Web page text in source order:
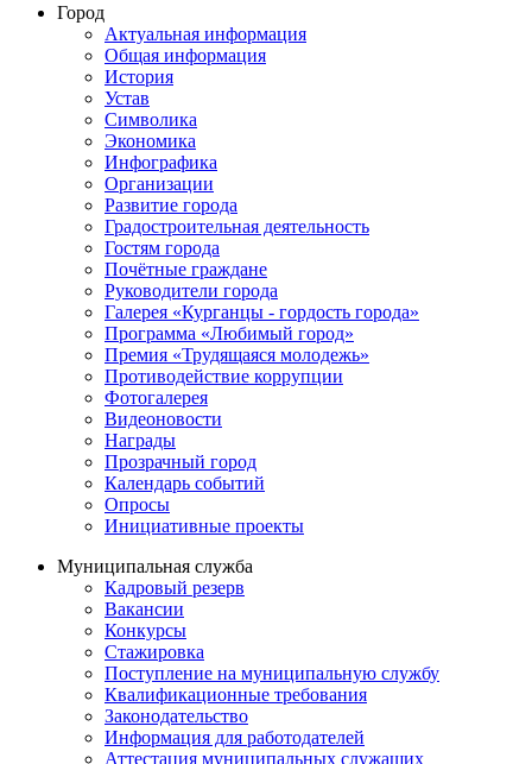
Город
Актуальная информация
Общая информация
История
Устав
Символика
Экономика
Инфографика
Организации
Развитие города
Градостроительная деятельность
Гостям города
Почётные граждане
Руководители города
Галерея «Курганцы - гордость города»
Программа «Любимый город»
Премия «Трудящаяся молодежь»
Противодействие коррупции
Фотогалерея
Видеоновости
Награды
Прозрачный город
Календарь событий
Опросы
Инициативные проекты
Муниципальная служба
Кадровый резерв
Вакансии
Конкурсы
Стажировка
Поступление на муниципальную службу
Квалификационные требования
Законодательство
Информация для работодателей
Аттестация муниципальных служащих